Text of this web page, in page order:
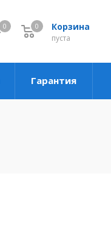
0 Корзина
пуста
0
Гарантия